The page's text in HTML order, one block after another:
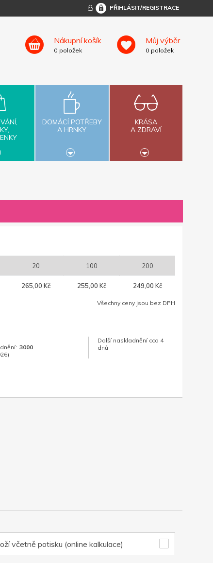
PŘIHLÁSIT/REGISTRACE
Nákupní košík
0 položek
Můj výběr
0 položek
DOMÁCÍ POTŘEBY
A HRNKY
KRÁSA
A ZDRAVÍ
20 100 200
265,00 Kč 255,00 Kč 249,00 Kč
Všechny ceny jsou bez DPH
3000
Další naskladnění cca 4
dnů
včetně potisku (online kalkulace)